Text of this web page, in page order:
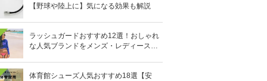
【野球や陸上に】気になる効果も解説
ラッシュガードおすすめ12選！おしゃれ
な人気ブランドをメンズ・レディース別
体育館シューズ人気おすすめ18選【安